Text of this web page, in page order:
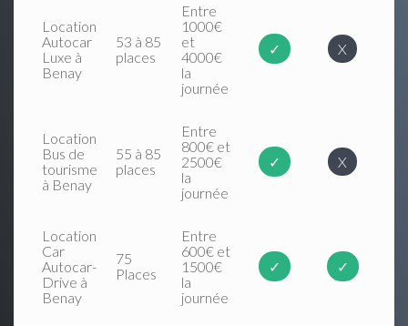
Location
Autocar
Luxe à
Benay
53 à 85
places
Entre
1000€
et
4000€
la
journée
✓ X
Location
Bus de
tourisme
à Benay
55 à 85
places
Entre
800€ et
2500€
la
journée
✓ X
Location
Car
Autocar-
Drive à
Benay
75
Places
Entre
600€ et
1500€
la
journée
✓ ✓